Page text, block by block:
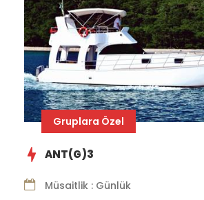
Gruplara Özel
ANT(G)3
Müsaitlik : Günlük